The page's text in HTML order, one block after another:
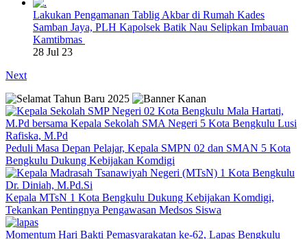
Lakukan Pengamanan Tablig Akbar di Rumah Kades
Samban Jaya, PLH Kapolsek Batik Nau Selipkan Imbauan
Kamtibmas
28 Jul 23
Next
Peduli Masa Depan Pelajar, Kepala SMPN 02 dan SMAN 5 Kota
Bengkulu Dukung Kebijakan Komdigi
Kepala MTsN 1 Kota Bengkulu Dukung Kebijakan Komdigi,
Tekankan Pentingnya Pengawasan Medsos Siswa
Momentum Hari Bakti Pemasyarakatan ke-62, Lapas Bengkulu